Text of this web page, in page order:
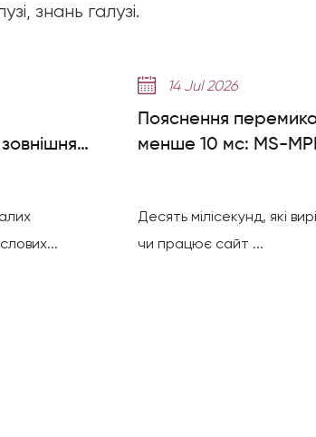
знань галузі.
14 Jul 2026
Пояснення
менше 10 мс: MS-
Десять мілісекунд, які
чи працює сайт ...